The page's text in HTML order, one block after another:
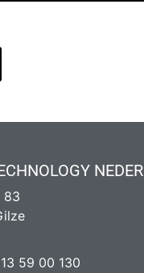
83
59 00 130